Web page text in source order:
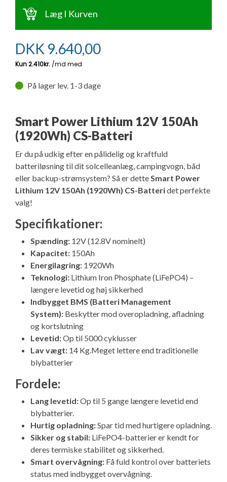
Ny campingvogn - godt at vide
Finansiering af campingvogn
Forsikring af campingvogn
Brugte telte og udstyr
Isabella fortelte
Isabella Fortelte
Isabella Lufttelte
Isabella weekend- og vinterfortelte
Isabella Opstillingsvejledninger
Camping erhverv
Gas-komfort i din campingvogn
E-trailer kontrol- og sikkerhedsapp
Byvand - rindende vand i campingvognen
3 spændende ideer til campingvognen
GPS tracker til autocamper og campingvogn
GRØN Virksomhed
Tuxer måleskemaer
Konkurrenceregler
Handelsbetingelser - webshop
Cookie & Privatlivspolitik
Persondata
GPDR - Optagelse af foto og video
GPDR - KG Camping Kundeklub
Læg I Kurven
DKK 9.640,00
På lager lev. 1-3 dage
Smart Power Lithium 12V 150Ah
(1920Wh) CS-Batteri
Er du på udkig efter en pålidelig og kraftfuld
batteriløsning til dit solcelleanlæg, campingvogn, båd
eller backup-strømsystem? Så er detteSmart Power
Lithium 12V 150Ah (1920Wh) CS-Batteridet perfekte
valg!
Specifikationer:
Spænding: 12V (12.8V nominelt)
Kapacitet: 150Ah
Energilagring: 1920Wh
Teknologi: Lithium Iron Phosphate (LiFePO4) –
længere levetid og høj sikkerhed
Indbygget BMS (Batteri Management
System): Beskytter mod overopladning, afladning
og kortslutning
Levetid:Op til 5000 cyklusser
Lav vægt: 14 Kg.Meget lettere end traditionelle
blybatterier
Fordele:
Lang levetid:Op til 5 gange længere levetid end
blybatterier.
Hurtig opladning:Spar tid med hurtigere opladning.
Sikker og stabil: LiFePO4-batterier er kendt for
deres termiske stabilitet og sikkerhed.
Smart overvågning: Få fuld kontrol over batteriets
status med indbygget overvågning.